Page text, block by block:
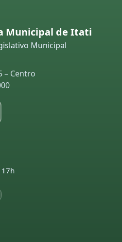
Municipal de Itati
Municipal
– Centro
17h